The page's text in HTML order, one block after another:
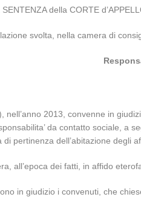
della CORTE
svolta, nella camera di
nell’anno 2013, convenne in
da contatto sociale, a
di pertinenza dell’abitazione degli
all’epoca dei fatti, in affido
in giudizio i convenuti, che